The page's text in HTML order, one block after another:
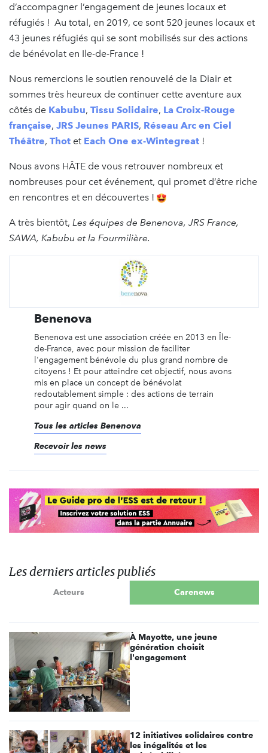
d’accompagner l’engagement de jeunes locaux et
réfugiés ! Au total, en 2019, ce sont 520 jeunes locaux et
43 jeunes réfugiés qui se sont mobilisés sur des actions
de bénévolat en Ile-de-France !
Nous remercions le soutien renouvelé de la Diair et
sommes très heureux de continuer cette aventure aux
côtés de Kabubu, Tissu Solidaire, La Croix-Rouge
française, JRS Jeunes PARIS, Réseau Arc en Ciel
Théâtre, Thot et Each One ex-Wintegreat !
Nous avons HÂTE de vous retrouver nombreux et
nombreuses pour cet événement, qui promet d’être riche
en rencontres et en découvertes !
A très bientôt, Les équipes de Benenova, JRS France,
SAWA, Kabubu et la Fourmilière.
Benenova
Benenova est une association créée en 2013 en Île-
de-France, avec pour mission de faciliter
l'engagement bénévole du plus grand nombre de
citoyens ! Et pour atteindre cet objectif, nous avons
mis en place un concept de bénévolat
redoutablement simple : des actions de terrain
pour agir quand on le ...
Tous les articles Benenova
Recevoir les news
Les derniers articles publiés
Acteurs Carenews
À Mayotte, une jeune
génération choisit
l'engagement
12 initiatives solidaires contre
les inégalités et les